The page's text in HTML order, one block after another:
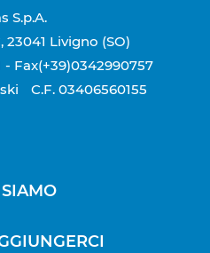
S.p.A.
23041 Livigno (SO)
- Fax(+39)0342990757
C.F. 03406560155